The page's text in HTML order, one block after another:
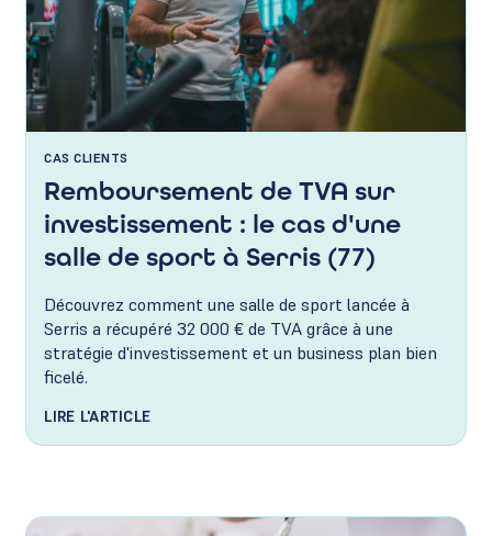
CAS CLIENTS
Remboursement de TVA sur
investissement : le cas d'une
salle de sport à Serris (77)
Découvrez comment une salle de sport lancée à
Serris a récupéré 32 000 € de TVA grâce à une
stratégie d'investissement et un business plan bien
ficelé.
LIRE L'ARTICLE